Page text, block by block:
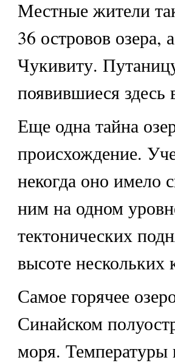
Местные жители
36 островов озера,
Чукивиту.
появившиеся
Еще одна тайна
происхождение.
некогда оно имело
ним на одном
тектонических
высоте нескольких
Самое горячее
Синайском
моря. Температуры